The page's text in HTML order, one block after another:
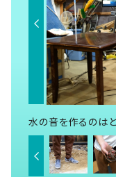
水の音を作るのはと